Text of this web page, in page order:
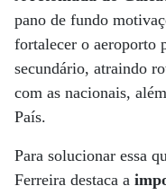
pano de fundo
fortalecer o aeroporto
secundário, atraindo
com as nacionais,
País.
Para solucionar essa
Ferreira destaca a